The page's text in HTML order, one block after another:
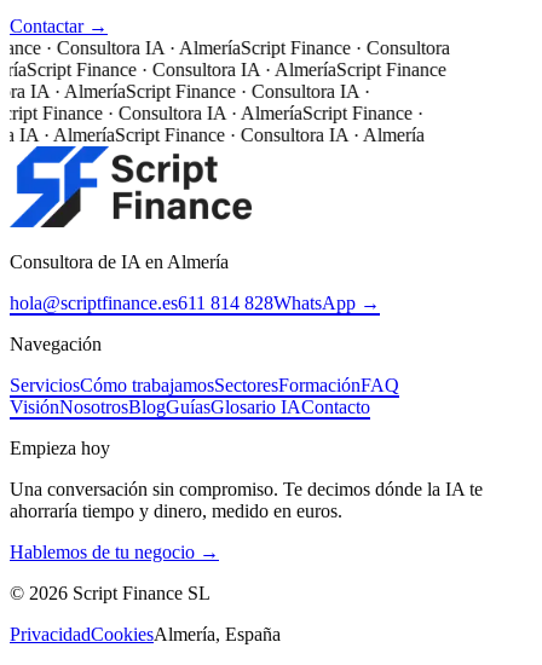
Contactar →
· Consultora IA · AlmeríaScript Finance · Consultora
Script Finance · Consultora IA · AlmeríaScript Finance
IA · AlmeríaScript Finance · Consultora IA ·
Finance · Consultora IA · AlmeríaScript Finance ·
IA · AlmeríaScript Finance · Consultora IA · Almería
Consultora de IA en Almería
hola@scriptfinance.es611 814 828WhatsApp →
Navegación
ServiciosCómo trabajamosSectoresFormaciónFAQ
VisiónNosotrosBlogGuíasGlosario IAContacto
Empieza hoy
Una conversación sin compromiso. Te decimos dónde la IA te
ahorraría tiempo y dinero, medido en euros.
Hablemos de tu negocio →
© 2026 Script Finance SL
PrivacidadCookiesAlmería, España